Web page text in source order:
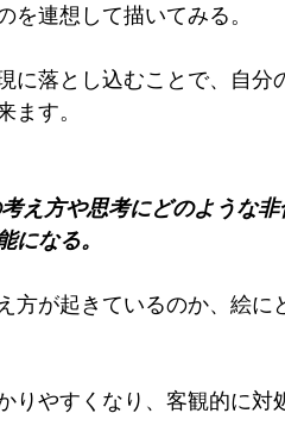
連想して描いてみる。
に落とし込むことで、自分
す。
え方や思考にどのような
なる。
方が起きているのか、絵に
りやすくなり、客観的に対